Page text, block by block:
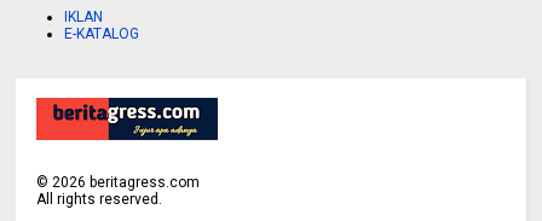
IKLAN
E-KATALOG
©2026 beritagress.com
All rights reserved.